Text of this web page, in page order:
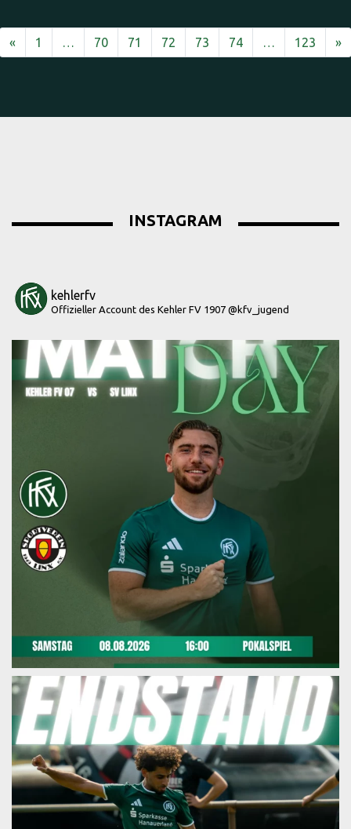
«Vorherige
1 … 70 71 72 73 74 … 123 »
INSTAGRAM
kehlerfv
Offizieller Account des Kehler FV 1907 @kfv_jugend